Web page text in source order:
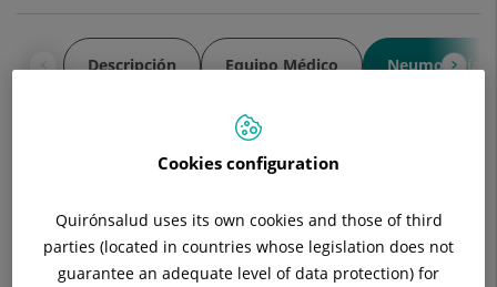
Descripción Equipo Médico Neumología
Jefe de Servicio: Dr. Carlos Agustí García-Navarro
C/Londres, 38 4º planta consulta 4.3
Cookies configuration
Quirónsalud uses its own cookies and those of third
parties (located in countries whose legislation does not
guarantee an adequate level of data protection) for